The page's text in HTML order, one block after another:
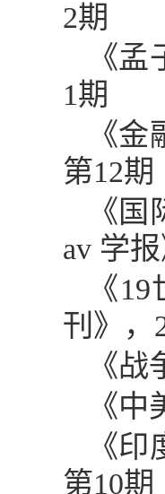
2期
《
1期
《
第12期
《
av 学报
《19
刊》，
《
《
《
第10期